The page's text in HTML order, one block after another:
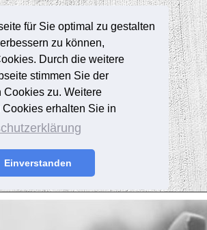
für Sie optimal zu gestalten
zu können,
Durch die weitere
stimmen Sie der
Cookies zu. Weitere
Cookies erhalten Sie in
Einverstanden